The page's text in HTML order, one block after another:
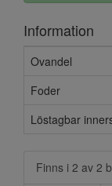
Information
Ovandel
Foder
Löstagbar
Finns i 2 av 2